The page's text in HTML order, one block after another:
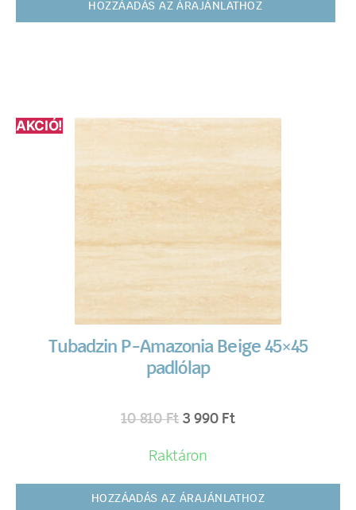
HOZZÁADÁS AZ ÁRAJÁNLATHOZ
AKCIÓ!
Tubadzin P-Amazonia Beige 45×45
padlólap
10 810Ft 3 990 Ft
Raktáron
HOZZÁADÁS AZ ÁRAJÁNLATHOZ